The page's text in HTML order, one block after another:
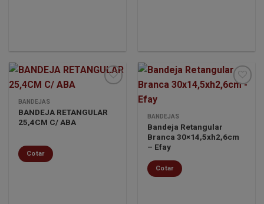
Minha
BANDEJAS
BANDEJA RETANGULAR
25,4CM C/ ABA
Cotar
lista de
desejos
BANDEJAS
Bandeja Retangular
Branca 30×14,5xh2,6cm
– Efay
Cotar